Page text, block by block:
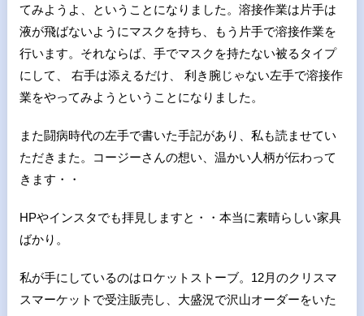
てみようよ、ということになりました。溶接作業は片手は
液が飛ばないようにマスクを持ち、もう片手で溶接作業を
行います。それならば、手でマスクを持たない被るタイプ
にして、 右手は添えるだけ、 利き腕じゃない左手で溶接作
業をやってみようということになりました。
また闘病時代の左手で書いた手記があり、私も読ませてい
ただきまた。コージーさんの想い、温かい人柄が伝わって
きます・・
HPやインスタでも拝見しますと・・本当に素晴らしい家具
ばかり。
私が手にしているのはロケットストーブ。12月のクリスマ
スマーケットで受注販売し、大盛況で沢山オーダーをいた